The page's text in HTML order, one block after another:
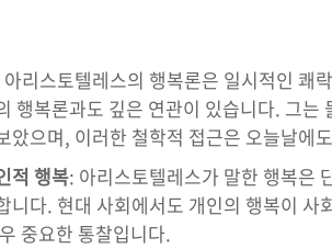
아리스토텔레스의 행복론은 일시적인 쾌
행복론과도 깊은 연관이 있습니다. 그는
았으며, 이러한 철학적 접근은 오늘날에
적 행복: 아리스토텔레스가 말한 행복은
니다. 현대 사회에서도 개인의 행복이 사
중요한 통찰입니다.